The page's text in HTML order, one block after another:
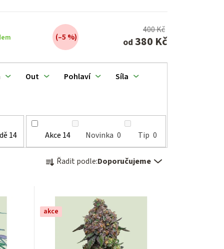
400 Kč
(–5 %) od 380 Kč
Ř
e
Řadit podle:Doporučujeme
14 Akce 14 Novinka 0 Tip 0
Out Pohlaví Síla
akce